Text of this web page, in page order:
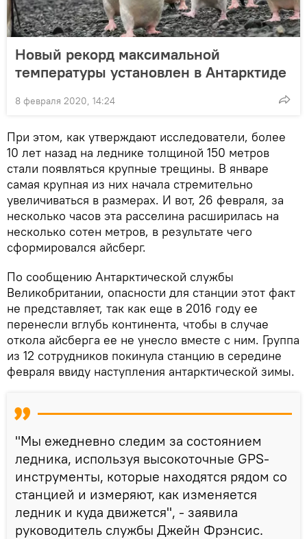
Новый рекорд максимальной
температуры установлен в Антарктиде
8 февраля 2020, 14:24
При этом, как утверждают исследователи, более
10 лет назад на леднике толщиной 150 метров
стали появляться крупные трещины. В январе
самая крупная из них начала стремительно
увеличиваться в размерах. И вот, 26 февраля, за
несколько часов эта расселина расширилась на
несколько сотен метров, в результате чего
сформировался айсберг.
По сообщению Антарктической службы
Великобритании, опасности для станции этот факт
не представляет, так как еще в 2016 году ее
перенесли вглубь континента, чтобы в случае
откола айсберга ее не унесло вместе с ним. Группа
из 12 сотрудников покинула станцию в середине
февраля ввиду наступления антарктической зимы.
"Мы ежедневно следим за состоянием
ледника, используя высокоточные GPS-
инструменты, которые находятся рядом со
станцией и измеряют, как изменяется
ледник и куда движется", - заявила
руководитель службы Джейн Фрэнсис.